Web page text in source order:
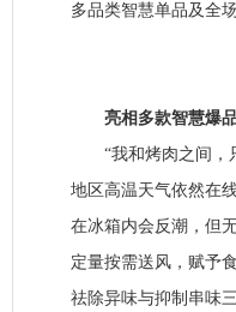
多品类智慧单品及全
亮相多款智慧爆
“我和烤肉之间，只
地区高温天气依然在
在冰箱内会反潮，但
定量按需送风，赋予
祛除异味与抑制串味三